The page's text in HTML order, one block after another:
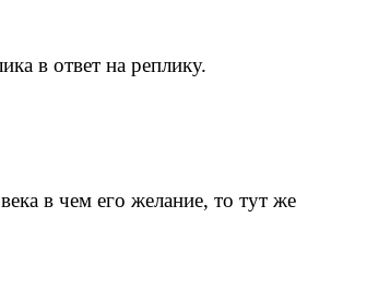
в ответ на реплику.
в чем его желание, то тут же